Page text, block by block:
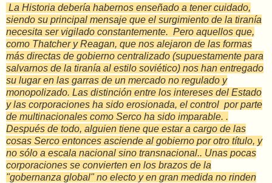
La Historia debería habernos enseñado a tener cuidado,
siendo su principal mensaje que el surgimiento de la tiranía
necesita ser vigilado constantemente. Pero aquellos que,
como Thatcher y Reagan, que nos alejaron de las formas
más directas de gobierno centralizado (supuestamente para
salvarnos de la tiranía al estilo soviético) nos han entregado
su lugar en las garras de un mercado no regulado y
monopolizado. Las distinción entre los intereses del Estado
y las corporaciones ha sido erosionada, el control por parte
de multinacionales como Serco ha sido imparable. .
Después de todo, alguien tiene que estar a cargo de las
cosas Serco entonces asciende al gobierno por otro título, y
no sólo a escala nacional sino transnacional.. Unas pocas
corporaciones se convierten en los brazos de la
"gobernanza global" no electo y en gran medida no rinden